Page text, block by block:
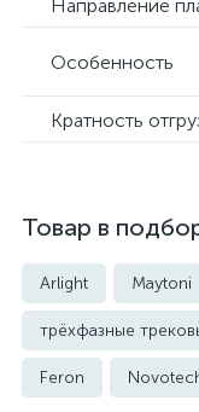
Направление
Особенность
Кратность
Товар в
Arlight Maytoni
трёхфазные
Feron